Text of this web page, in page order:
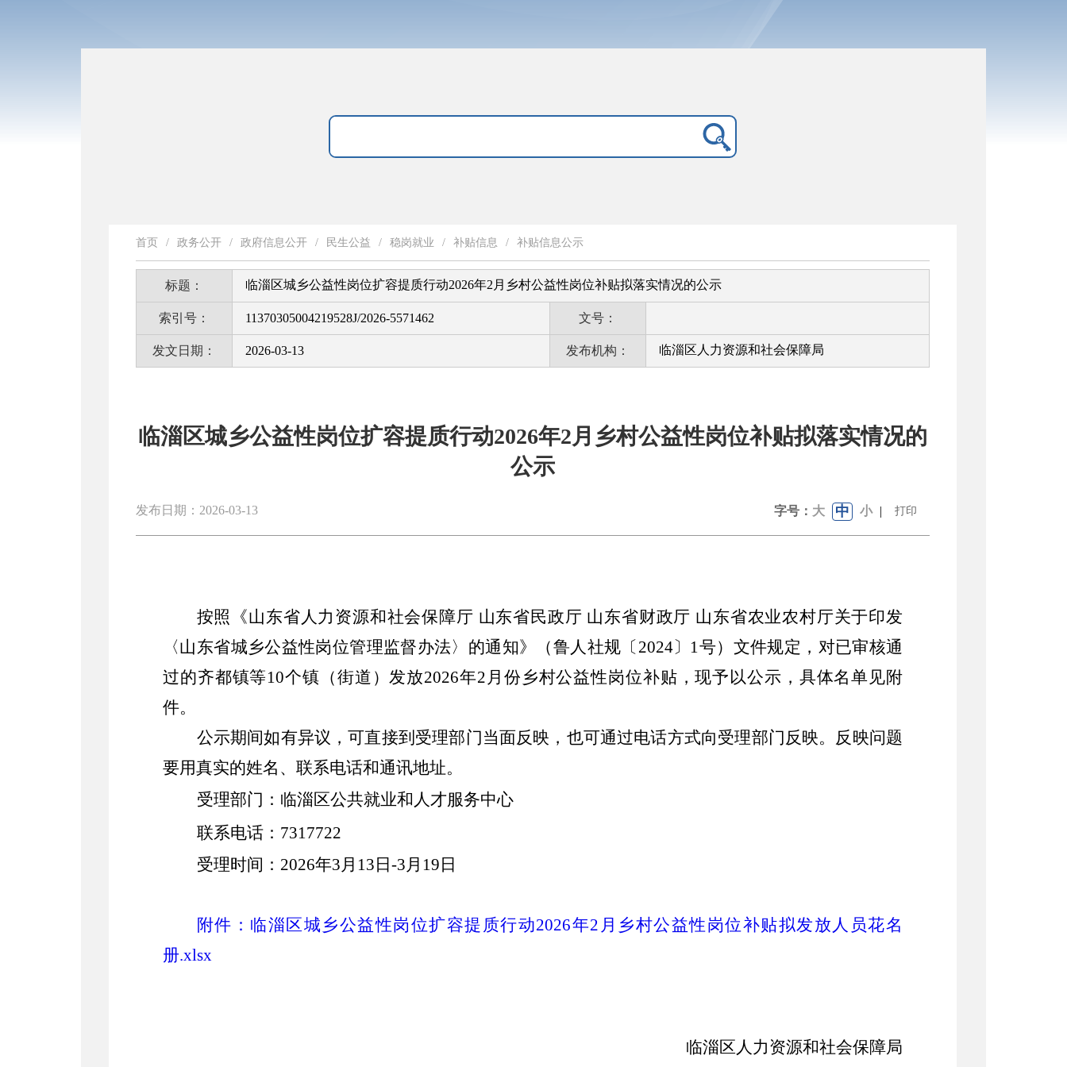
首页 / 政务公开 / 政府信息公开 / 民生公益 / 稳岗就业 / 补贴信息 / 补贴信息公示
标题： 临淄区城乡公益性岗位扩容提质行动2026年2月乡村公益性岗位补贴拟落实情况的公示
索引号： 11370305004219528J/2026-5571462 文号：
发文日期： 2026-03-13 发布机构： 临淄区人力资源和社会保障局
临淄区城乡公益性岗位扩容提质行动2026年2月乡村公益性岗位补贴拟落实情况的
公示
发布日期：2026-03-13 字号： 大 中 小 | 打印
按照《山东省人力资源和社会保障厅 山东省民政厅 山东省财政厅 山东省农业农村厅关于印发
〈山东省城乡公益性岗位管理监督办法〉的通知》（鲁人社规〔 2024〕 1号） 文件规定， 对已审核通
过的齐都镇等10个镇（街道 ）发放2026年2 月 份乡村公益性岗位补贴，现予以公示 ， 具体名单见附
件。
公示期间如有异议，可直接到受理部门当面反映，也可通过电话方式向受理部门反映。反映问题
要用真实的姓名、联系电话和通讯地址。
受理部门：临淄区公共就业和人才服务中心
联系电话： 7317722
受理时间： 2026年3月 13 日 -3月 19 日
附件：临淄区城乡公益性岗位扩容提质行动2026年2月乡村公益性岗位补贴拟发放人员花名
册.xlsx
临淄区人力资源和社会保障局